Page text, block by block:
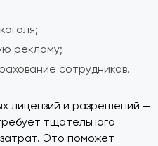
рекламу;
сотрудников.
лицензий и разрешений —
тщательного
Это поможет